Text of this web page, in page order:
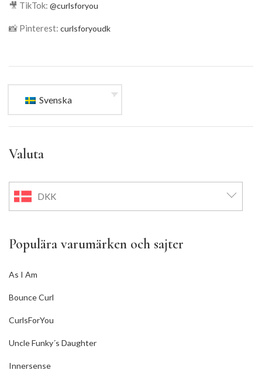
🎥 TikTok: @curlsforyou
📸 Pinterest: curlsforyoudk
Svenska
Valuta
DKK
Populära varumärken och sajter
As I Am
Bounce Curl
CurlsForYou
Uncle Funky´s Daughter
Innersense